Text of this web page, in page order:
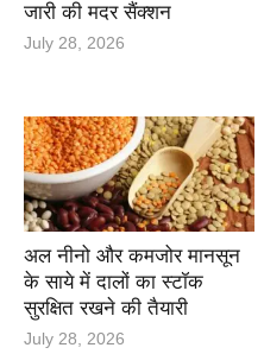
जारी की मदर सैंक्शन
July 28, 2026
अल नीनो और कमजोर मानसून
के साये में दालों का स्टॉक
सुरक्षित रखने की तैयारी
July 28, 2026